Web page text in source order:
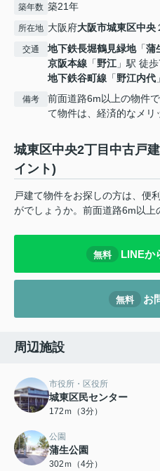
築年数 築21年
所在地 大阪府大阪市城東区中央
交通 地下鉄長堀鶴見緑地「蒲
京阪本線 「野江」駅 徒
地下鉄谷町線 「野江内代
備考
前面道路6m以上の物件
て物件は、経済的なメリ
城東区中央2丁目中古戸
イント)
戸建て物件をお探しの方は、便
がでしょうか。前面道路6m以上
無料 LINEか
無料 お
周辺施設
市役所・区役所
城東区民センター
172ｍ（3分）
公園
蒲生公園
302ｍ（4分）